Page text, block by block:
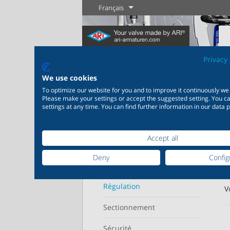
Français
Plus d'information Plus d'information
20 000 produits pour
l’industrie – Des systèmes
pour les applications
industrielles les plus
200 000
en
Votre
Page d'accueil Produits Régulation
Domaine d'utilisation
Régulation
Sectionnement
We use cookies
To optimize our website for you and to improve it continuously we
Please make your settings or accept the suggested setting. You
settings at any time. You can find further information in our data
Accept all
Deny